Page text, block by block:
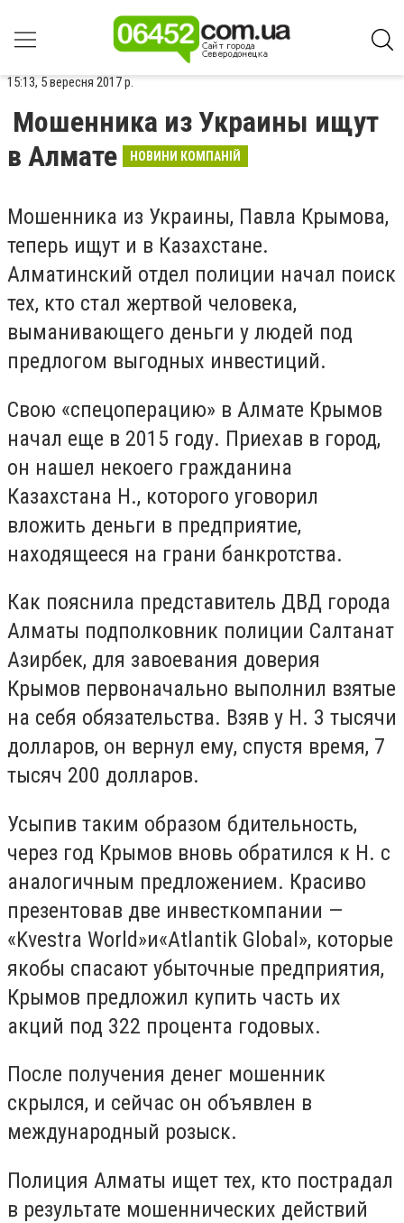
15:13, 5 вересня 2017 р.
Мошенника из Украины ищут
в Алмате
НОВИНИ КОМПАНІЙ
Мошенника из Украины, Павла Крымова,
теперь ищут и в Казахстане.
Алматинский отдел полиции начал поиск
тех, кто стал жертвой человека,
выманивающего деньги у людей под
предлогом выгодных инвестиций.
Свою «спецоперацию» в Алмате Крымов
начал еще в 2015 году. Приехав в город,
он нашел некоего гражданина
Казахстана Н., которого уговорил
вложить деньги в предприятие,
находящееся на грани банкротства.
Как пояснила представитель ДВД города
Алматы подполковник полиции Салтанат
Азирбек, для завоевания доверия
Крымов первоначально выполнил взятые
на себя обязательства. Взяв у Н. 3 тысячи
долларов, он вернул ему, спустя время, 7
тысяч 200 долларов.
Усыпив таким образом бдительность,
через год Крымов вновь обратился к Н. с
аналогичным предложением. Красиво
презентовав две инвесткомпании —
«Kvestra World»и«Atlantik Global», которые
якобы спасают убыточные предприятия,
Крымов предложил купить часть их
акций под 322 процента годовых.
После получения денег мошенник
скрылся, и сейчас он объявлен в
международный розыск.
Полиция Алматы ищет тех, кто пострадал
в результате мошеннических действий